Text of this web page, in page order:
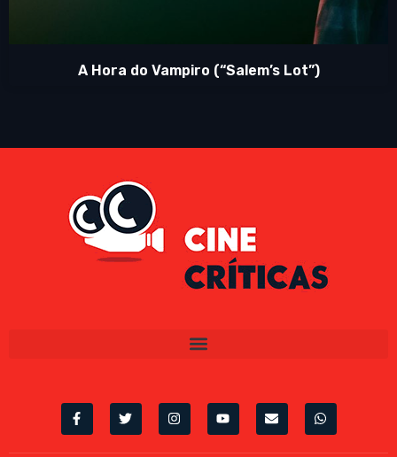
A Hora do Vampiro (“Salem’s Lot”)